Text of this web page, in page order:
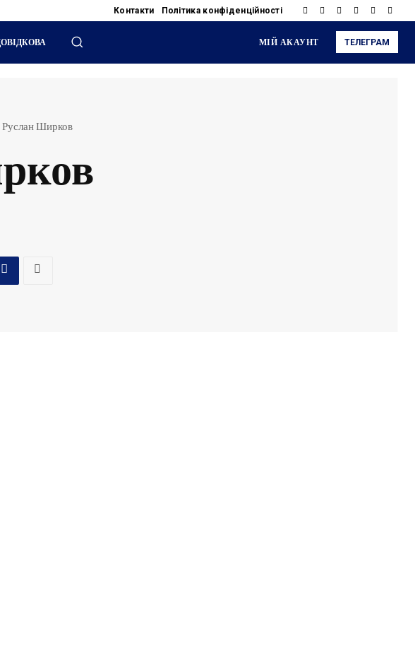
Контакти Політика конфіденційності
МІЙ АКАУНТ ТЕЛЕГРАМ
Руслан Ширков